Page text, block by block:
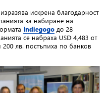
искрена благодарност
за набиране на
Indiegogo до 28
се набраха USD 4,483 от
лв. постъпиха по банков